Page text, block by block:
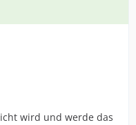
wird und werde das